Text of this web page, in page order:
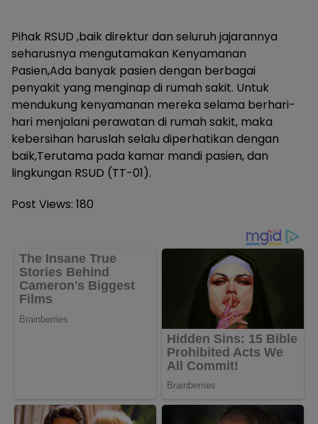
Pihak RSUD ,baik direktur dan seluruh jajarannya
seharusnya mengutamakan Kenyamanan
Pasien,Ada banyak pasien dengan berbagai
penyakit yang menginap di rumah sakit. Untuk
mendukung kenyamanan mereka selama berhari-
hari menjalani perawatan di rumah sakit, maka
kebersihan haruslah selalu diperhatikan dengan
baik,Terutama pada kamar mandi pasien, dan
lingkungan RSUD (TT-01).
Post Views: 180